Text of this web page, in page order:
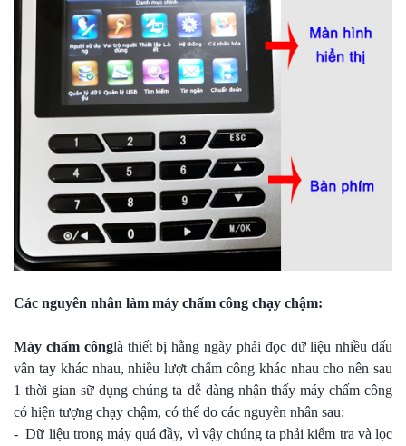
Các nguyên nhân làm máy chấm công chạy chậm:
Máy chấm cônglà thiết bị hằng ngày phải đọc dữ liệu nhiều dấu
vân tay khác nhau, nhiều lượt chấm công khác nhau cho nên sau
1 thời gian sữ dụng chúng ta dễ dàng nhận thấy máy chấm công
có hiện tượng chạy chậm, có thể do các nguyên nhân sau:
- Dữ liệu trong máy quá đầy, vì vậy chúng ta phải kiểm tra và lọc